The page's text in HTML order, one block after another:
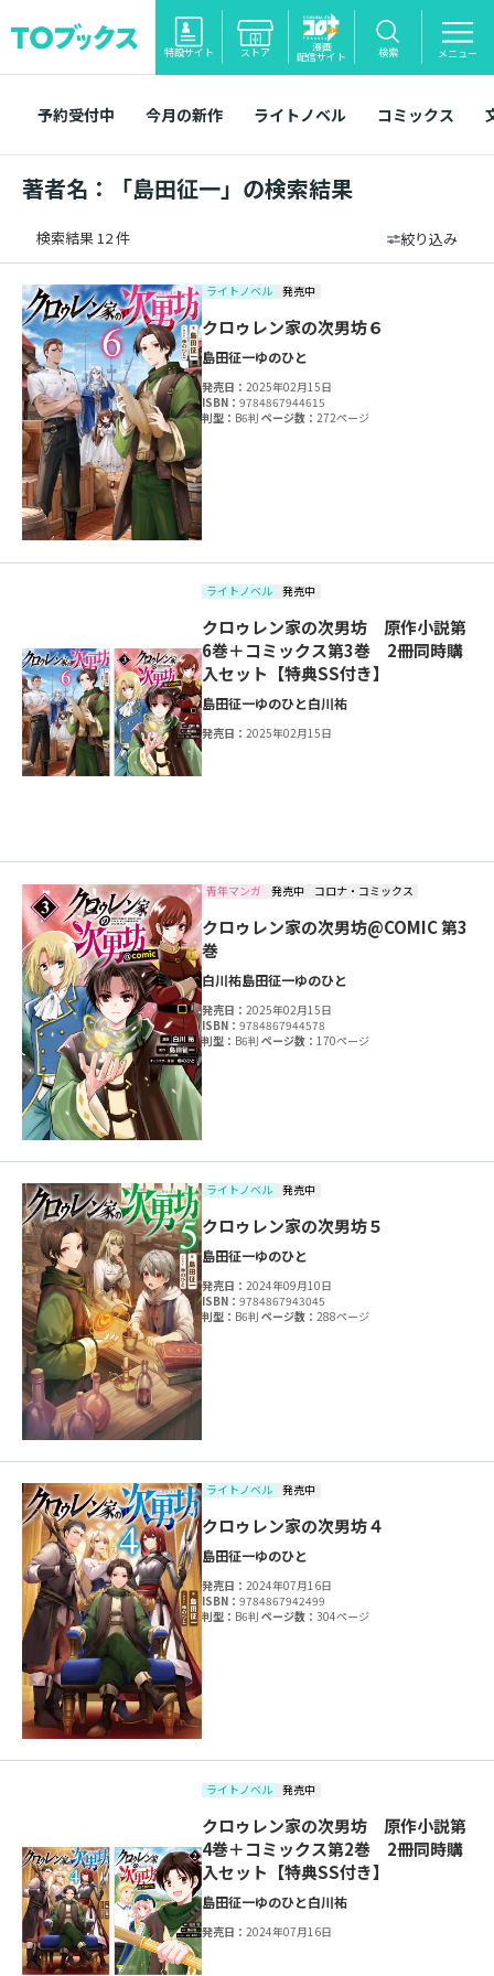
特設サイト ストア 漫画
配信サイト 検索 メニュー
予約受付中 今月の新作 ライトノベル コミックス
著者名：「島田征一」の検索結果
検索結果 12 件 絞り込み
ライトノベル 発売中
クロゥレン家の次男坊６
島田征一ゆのひと
発売日：2025年02月15日
ISBN：9784867944615
判型： B6判ページ数：272ページ
ライトノベル 発売中
クロゥレン家の次男坊 原作小説第
6巻＋コミックス第3巻 2冊同時購
入セット【特典SS付き】
島田征一ゆのひと白川祐
発売日：2025年02月15日
青年マンガ 発売中 コロナ・コミックス
クロゥレン家の次男坊@COMIC 第3
巻
白川祐島田征一ゆのひと
発売日：2025年02月15日
ISBN：9784867944578
判型： B6判ページ数： 170ページ
ライトノベル 発売中
クロゥレン家の次男坊５
島田征一ゆのひと
発売日：2024年09月10日
ISBN：9784867943045
判型： B6判ページ数：288ページ
ライトノベル 発売中
クロゥレン家の次男坊４
島田征一ゆのひと
発売日：2024年07月16日
ISBN：9784867942499
判型： B6判ページ数：304ページ
ライトノベル 発売中
クロゥレン家の次男坊 原作小説第
4巻＋コミックス第2巻 2冊同時購
入セット【特典SS付き】
島田征一ゆのひと白川祐
発売日：2024年07月16日